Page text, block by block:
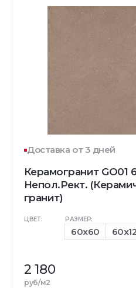
Доставка от 3 дней
Керамогранит GO01
Непол.Рект.
гранит)
ЦВЕТ: РАЗМЕР:
60x60
2 180
руб/м2